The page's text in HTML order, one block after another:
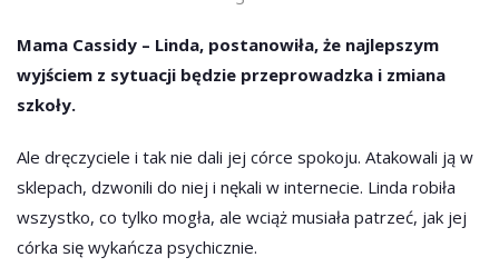
Mama Cassidy – Linda, postanowiła, że najlepszym
wyjściem z sytuacji będzie przeprowadzka i zmiana
szkoły.
Ale dręczyciele i tak nie dali jej córce spokoju. Atakowali ją w
sklepach, dzwonili do niej i nękali w internecie. Linda robiła
wszystko, co tylko mogła, ale wciąż musiała patrzeć, jak jej
córka się wykańcza psychicznie.